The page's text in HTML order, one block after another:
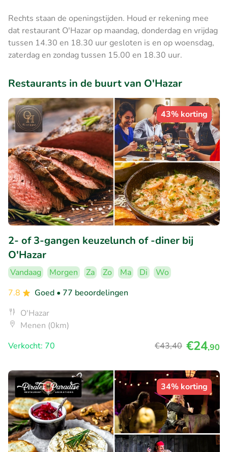
Rechts staan de openingstijden. Houd er rekening mee
dat restaurant O'Hazar op maandag, donderdag en vrijdag
tussen 14.30 en 18.30 uur gesloten is en op woensdag,
zaterdag en zondag tussen 15.00 en 18.30 uur.
Restaurants in de buurt van O'Hazar
43% korting
2- of 3-gangen keuzelunch of -diner bij
O'Hazar
Vandaag Morgen Za Zo Ma Di
Wo
7.8
Goed • 77 beoordelingen
O'Hazar
Menen (0km)
Verkocht: 70
€43,40 €24,90
34% korting